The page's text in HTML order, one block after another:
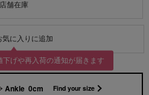
店舗在庫
気に入りに追加
げや再入荷の通知が届きます
Ankle 0cm Find your size